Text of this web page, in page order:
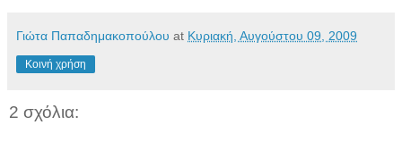
Γιώτα Παπαδημακοπούλου at Κυριακή, Αυγούστου 09, 2009
Κοινή χρήση
2 σχόλια: